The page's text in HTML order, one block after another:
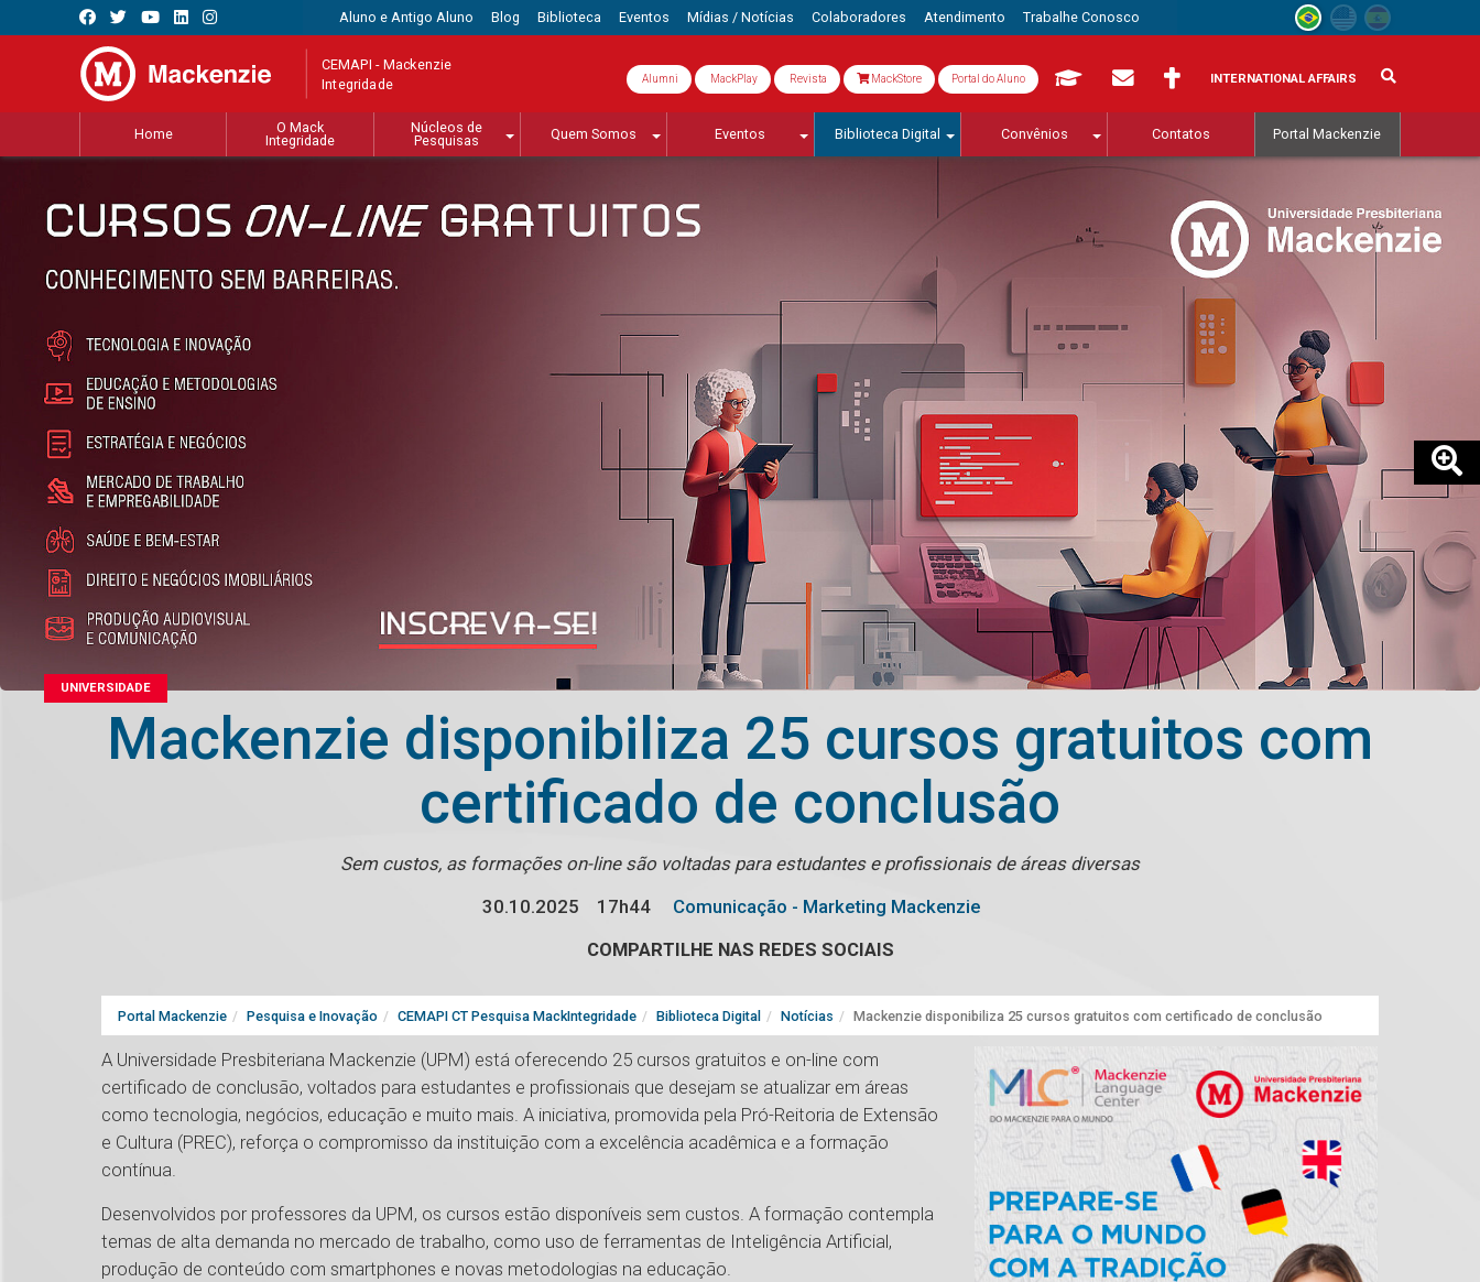
Aluno e Antigo Aluno Blog Biblioteca Eventos Mídias / Notícias Colaboradores Atendimento Trabalhe Conosco
CEMAPI - Mackenzie
Integridade Alumni MackPlay Revista MackStore Portal do Aluno INTERNATIONAL AFFAIRS
Home
O Mack
Integridade
Núcleos de
Pesquisas
Quem Somos Eventos Biblioteca Digital Convênios Contatos Portal Mackenzie
UNIVERSIDADE
Mackenzie disponibiliza 25 cursos gratuitos com
certificado de conclusão
Sem custos, as formações on-line são voltadas para estudantes e profissionais de áreas diversas
30.10.2025
17h44
Comunicação - Marketing Mackenzie
COMPARTILHE NAS REDES SOCIAIS
Portal Mackenzie Pesquisa e Inovação CEMAPI CT Pesquisa MackIntegridade Biblioteca Digital Notícias Mackenzie disponibiliza 25 cursos gratuitos com certificado de conclusão
A Universidade Presbiteriana Mackenzie (UPM) está oferecendo 25 cursos gratuitos e on-line com
certificado de conclusão, voltados para estudantes e profissionais que desejam se atualizar em áreas
como tecnologia, negócios, educação e muito mais. A iniciativa, promovida pela Pró-Reitoria de Extensão
e Cultura (PREC), reforça o compromisso da instituição com a excelência acadêmica e a formação
contínua.
Desenvolvidos por professores da UPM, os cursos estão disponíveis sem custos. A formação contempla
temas de alta demanda no mercado de trabalho, como uso de ferramentas de Inteligência Artificial,
produção de conteúdo com smartphones e novas metodologias na educação.